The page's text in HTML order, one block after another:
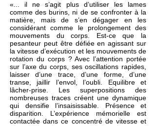
«... il ne s’agit plus d’utiliser les lames
comme des burins, ni de se confronter à la
matière, mais de s’en dégager en les
considérant comme le prolongement des
mouvements du corps. Est-ce que la
pesanteur peut être défiée en agissant sur
la vitesse d’exécution et les mouvements de
rotation du corps ? Avec l’attention portée
sur l’axe du corps, ses oscillations rapides,
laisser d’une trace, d’une forme, d’une
transe, jaillir l’envol, l’oubli. Equilibre et
lâcher-prise. Les superpositions des
nombreuses traces créent une dynamique
qui densifie l’insaisissable. Présence et
disparition. L’expérience mémorielle est
contactée dans ce concentré de vitesse et